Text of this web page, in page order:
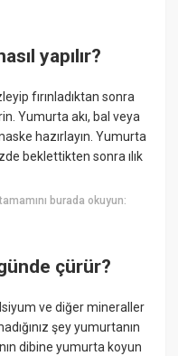
yapılır?
fırınladıktan sonra
Yumurta akı, bal veya
hazırlayın. Yumurta
beklettikten sonra ılık
burada okuyun:
çürür?
ve diğer mineraller
şey yumurtanın
dibine yumurta koyun